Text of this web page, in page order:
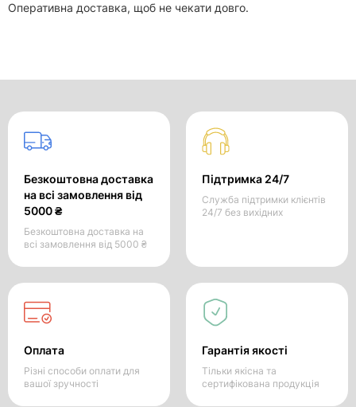
Оперативна доставка, щоб не чекати довго.
Безкоштовна доставка
на всі замовлення від
5000 ₴
Безкоштовна доставка на
всі замовлення від 5000 ₴
Підтримка 24/7
Служба підтримки клієнтів
24/7 без вихідних
Оплата
Різні способи оплати для
вашої зручності
Гарантія якості
Тільки якісна та
сертифікована продукція